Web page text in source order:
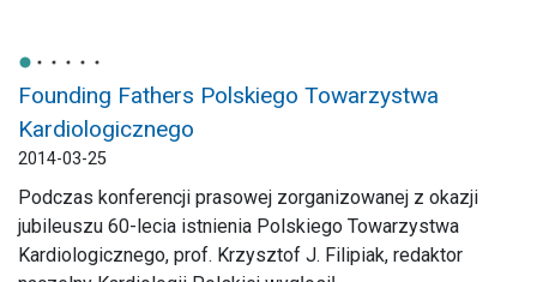
Founding Fathers Polskiego Towarzystwa
Kardiologicznego
2014-03-25
Podczas konferencji prasowej zorganizowanej z okazji
jubileuszu 60-lecia istnienia Polskiego Towarzystwa
Kardiologicznego, prof. Krzysztof J. Filipiak, redaktor